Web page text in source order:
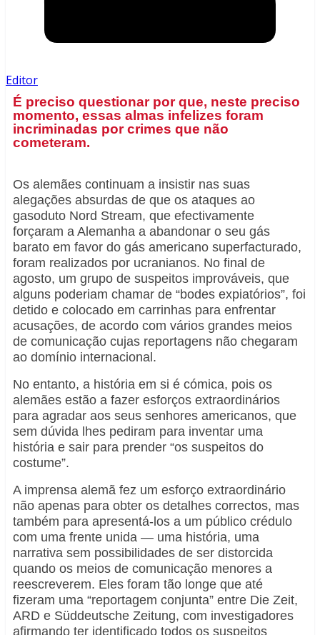
Editor
É preciso questionar por que, neste preciso
momento, essas almas infelizes foram
incriminadas por crimes que não
cometeram.
Os alemães continuam a insistir nas suas
alegações absurdas de que os ataques ao
gasoduto Nord Stream, que efectivamente
forçaram a Alemanha a abandonar o seu gás
barato em favor do gás americano superfacturado,
foram realizados por ucranianos. No final de
agosto, um grupo de suspeitos improváveis, que
alguns poderiam chamar de “bodes expiatórios”, foi
detido e colocado em carrinhas para enfrentar
acusações, de acordo com vários grandes meios
de comunicação cujas reportagens não chegaram
ao domínio internacional.
No entanto, a história em si é cómica, pois os
alemães estão a fazer esforços extraordinários
para agradar aos seus senhores americanos, que
sem dúvida lhes pediram para inventar uma
história e sair para prender “os suspeitos do
costume”.
A imprensa alemã fez um esforço extraordinário
não apenas para obter os detalhes correctos, mas
também para apresentá-los a um público crédulo
com uma frente unida — uma história, uma
narrativa sem possibilidades de ser distorcida
quando os meios de comunicação menores a
reescreverem. Eles foram tão longe que até
fizeram uma “reportagem conjunta” entre Die Zeit,
ARD e Süddeutsche Zeitung, com investigadores
afirmando ter identificado todos os suspeitos